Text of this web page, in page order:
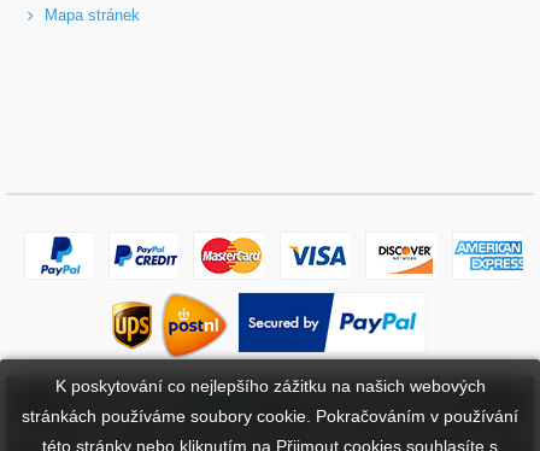
Mapa stránek
Určené ochranné známky a značky jsou majetkem příslušných vlastníků.
K poskytování co nejlepšího zážitku na našich webových
stránkách používáme soubory cookie. Pokračováním v používání
této stránky nebo kliknutím na Přijmout cookies souhlasíte s